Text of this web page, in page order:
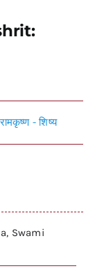
- शिष्य
Swami